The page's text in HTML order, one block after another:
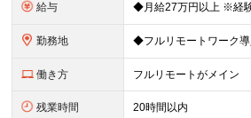
給与
勤務地
働き方 フルリモートがメイン
残業時間 20時間以内